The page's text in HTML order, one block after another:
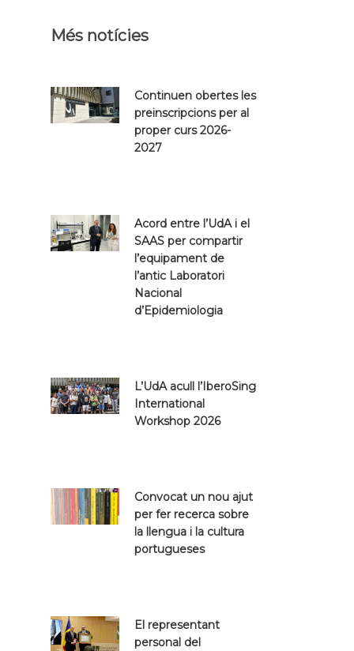
Més notícies
Continuen obertes les
preinscripcions per al
proper curs 2026-
2027
Acord entre l’UdA i el
SAAS per compartir
l’equipament de
l’antic Laboratori
Nacional
d’Epidemiologia
L’UdA acull l’IberoSing
International
Workshop 2026
Convocat un nou ajut
per fer recerca sobre
la llengua i la cultura
portugueses
El representant
personal del